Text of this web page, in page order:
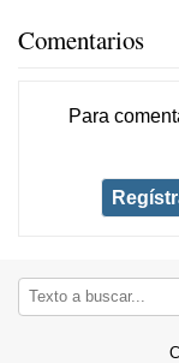
Comentarios
Para